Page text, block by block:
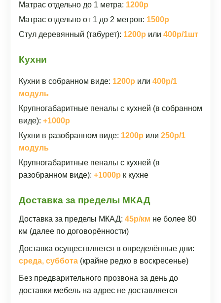
Матрас отдельно до 1 метра: 1200р
Матрас отдельно от 1 до 2 метров: 1500р
Стул деревянный (табурет): 1200р или 400р/1шт
Кухни
Кухни в собранном виде: 1200р или 400р/1
модуль
Крупногабаритные пеналы с кухней (в собранном
виде): +1000р
Кухни в разобранном виде: 1200р или 250р/1
модуль
Крупногабаритные пеналы с кухней (в
разобранном виде): +1000р к кухне
Доставка за пределы МКАД
Доставка за пределы МКАД: 45р/км не более 80
км (далее по договорённости)
Доставка осуществляется в определённые дни:
среда, суббота (крайне редко в воскресенье)
Без предварительного прозвона за день до
доставки мебель на адрес не доставляется